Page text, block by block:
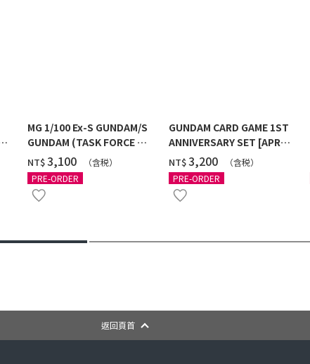
MG 1/100 Ex-S GUNDAM/S
GUNDAM (TASK FORCE α
Ver.) [2026年10月發送]
NT$‌3,100
（含税）
PRE-ORDER
GUNDAM CARD GAME 1ST
ANNIVERSARY SET [APR
2027 DELIVERY]
NT$‌3,200
（含税）
PRE-ORDER
返回頁首